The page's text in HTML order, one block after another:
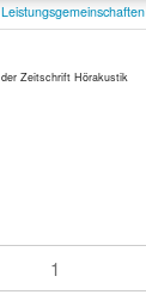
Zeitschrift Hörakustik